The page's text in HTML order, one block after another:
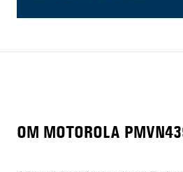
OM MOTOROLA